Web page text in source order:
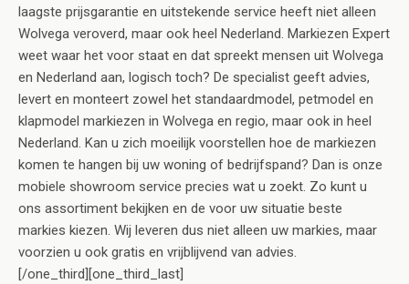
laagste prijsgarantie en uitstekende service heeft niet alleen
Wolvega veroverd, maar ook heel Nederland. Markiezen Expert
weet waar het voor staat en dat spreekt mensen uit Wolvega
en Nederland aan, logisch toch? De specialist geeft advies,
levert en monteert zowel het standaardmodel, petmodel en
klapmodel markiezen in Wolvega en regio, maar ook in heel
Nederland. Kan u zich moeilijk voorstellen hoe de markiezen
komen te hangen bij uw woning of bedrijfspand? Dan is onze
mobiele showroom service precies wat u zoekt. Zo kunt u
ons assortiment bekijken en de voor uw situatie beste
markies kiezen. Wij leveren dus niet alleen uw markies, maar
voorzien u ook gratis en vrijblijvend van advies.
[/one_third][one_third_last]